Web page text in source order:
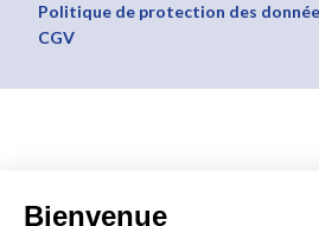
Bienvenue
Politique de protection des
CGV